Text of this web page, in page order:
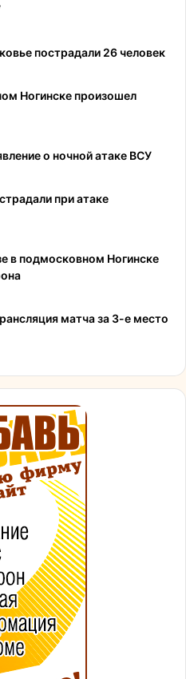
пострадали 26 человек
Ногинске произошел
о ночной атаке ВСУ
при атаке
в подмосковном Ногинске
матча за 3-е место